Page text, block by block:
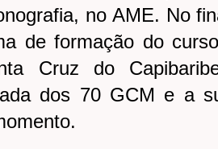
no AME. No
de formação do
Cruz do
dos 70 GCM e a